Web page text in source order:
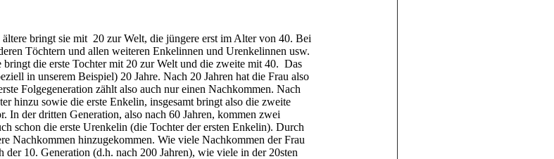
bringt sie mit 20 zur Welt, die jüngere erst im Alter von 40. Bei
Töchtern und allen weiteren Enkelinnen und Urenkelinnen usw.
bringt die erste Tochter mit 20 zur Welt und die zweite mit 40. Das
in unserem Beispiel) 20 Jahre. Nach 20 Jahren hat die Frau also
Folgegeneration zählt also auch nur einen Nachkommen. Nach
hinzu sowie die erste Enkelin, insgesamt bringt also die zweite
In der dritten Generation, also nach 60 Jahren, kommen zwei
schon die erste Urenkelin (die Tochter der ersten Enkelin). Durch
Nachkommen hinzugekommen. Wie viele Nachkommen der Frau
der 10. Generation (d.h. nach 200 Jahren), wie viele in der 20sten